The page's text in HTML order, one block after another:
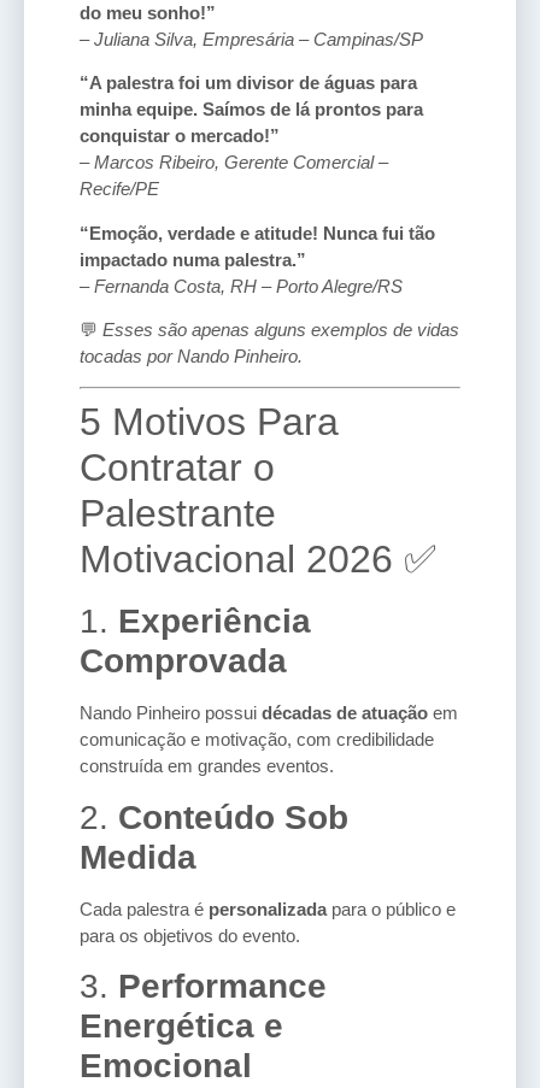
do meu sonho!”
–Juliana Silva, Empresária – Campinas/SP
“A palestra foi um divisor de águas para
minha equipe. Saímos de lá prontos para
conquistar o mercado!”
–Marcos Ribeiro, Gerente Comercial –
Recife/PE
“Emoção, verdade e atitude! Nunca fui tão
impactado numa palestra.”
–Fernanda Costa, RH – Porto Alegre/RS
💬 Esses são apenas alguns exemplos de vidas
tocadas por Nando Pinheiro.
5 Motivos Para
Contratar o
Palestrante
Motivacional 2026 ✅
1. Experiência
Comprovada
Nando Pinheiro possui décadas de atuação em
comunicação e motivação, com credibilidade
construída em grandes eventos.
2. Conteúdo Sob
Medida
Cada palestra é personalizadapara o público e
para os objetivos do evento.
3. Performance
Energética e
Emocional